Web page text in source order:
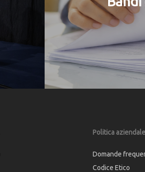
Politica aziendale
Domande
Codice Etico